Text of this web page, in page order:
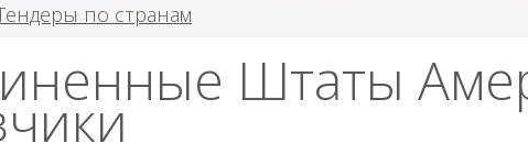
по странам
Штаты